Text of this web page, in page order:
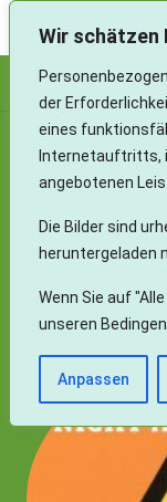
Wir schätzen
der
eines
Internetauftritts,
angebotenen
Die Bilder sind
heruntergeladen
Wenn Sie auf
unseren
Anpassen
Landesverband
Über Aphasie
Wer seine
verliert seine
verliert sich